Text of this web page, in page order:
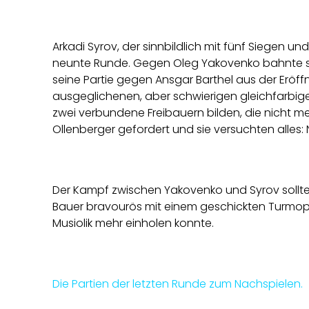
Arkadi Syrov, der sinnbildlich mit fünf Siegen
neunte Runde. Gegen Oleg Yakovenko bahnte
seine Partie gegen Ansgar Barthel aus der
ausgeglichenen, aber schwierigen
zwei verbundene Freibauern bilden, die nicht
Ollenberger gefordert und sie versuchten
Der Kampf zwischen Yakovenko und Syrov
Bauer bravourös mit einem geschickten
Musiolik mehr einholen konnte.
Die Partien der letzten Runde zum Nachspielen.